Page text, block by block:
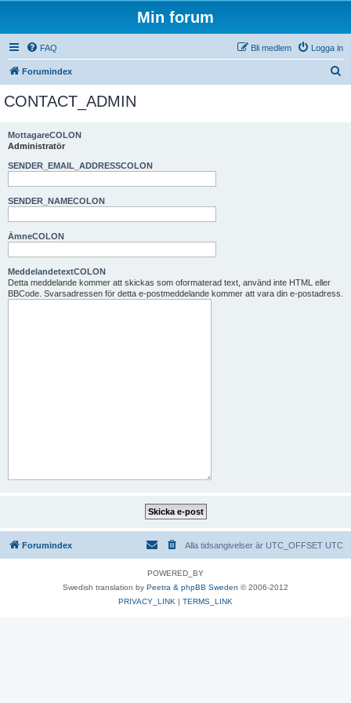
Min forum
FAQ Logga in
Bli medlem
Forumindex
CONTACT_ADMIN
MottagareCOLON
Administratör
SENDER_EMAIL_ADDRESSCOLON
SENDER_NAMECOLON
ÄmneCOLON
MeddelandetextCOLON
Detta meddelande kommer att skickas som oformaterad text, använd inte HTML eller
BBCode. Svarsadressen för detta e-postmeddelande kommer att vara din e-postadress.
Forumindex Alla tidsangivelser är UTC_OFFSET UTC
POWERED_BY
Swedish translation by Peetra & phpBB Sweden © 2006-2012
PRIVACY_LINK | TERMS_LINK